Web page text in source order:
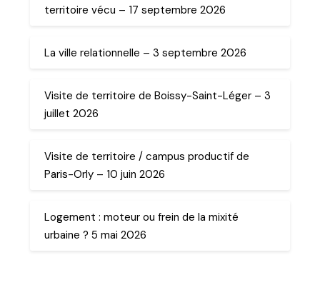
territoire vécu – 17 septembre 2026
La ville relationnelle – 3 septembre 2026
Visite de territoire de Boissy-Saint-Léger – 3
juillet 2026
Visite de territoire / campus productif de
Paris-Orly – 10 juin 2026
Logement : moteur ou frein de la mixité
urbaine ? 5 mai 2026